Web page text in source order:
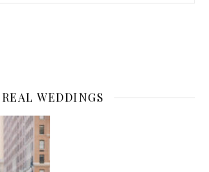
REAL WEDDINGS